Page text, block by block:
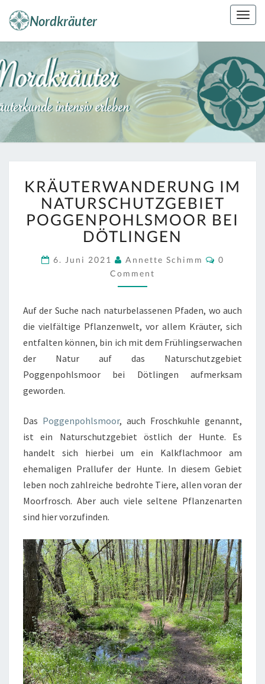
content
Kräuterkunde
Erleben
IM
NATURSCHUTZGEBIET
POGGENPOHLSMOOR
BEI
DÖTLINGEN
KRÄUTERWANDERUNG IM
NATURSCHUTZGEBIET
POGGENPOHLSMOOR BEI
DÖTLINGEN
6. Juni 2021 Annette Schimm
0
Comment
Auf der Suche nach naturbelassenen Pfaden, wo auch
die vielfältige Pflanzenwelt, vor allem Kräuter, sich
entfalten können, bin ich mit dem Frühlingserwachen
der Natur auf das Naturschutzgebiet
Poggenpohlsmoor bei Dötlingen aufmerksam
geworden.
Das Poggenpohlsmoor, auch Froschkuhle genannt,
ist ein Naturschutzgebiet östlich der Hunte. Es
handelt sich hierbei um ein Kalkflachmoor am
ehemaligen Prallufer der Hunte. In diesem Gebiet
leben noch zahlreiche bedrohte Tiere, allen voran der
Moorfrosch. Aber auch viele seltene Pflanzenarten
sind hier vorzufinden.